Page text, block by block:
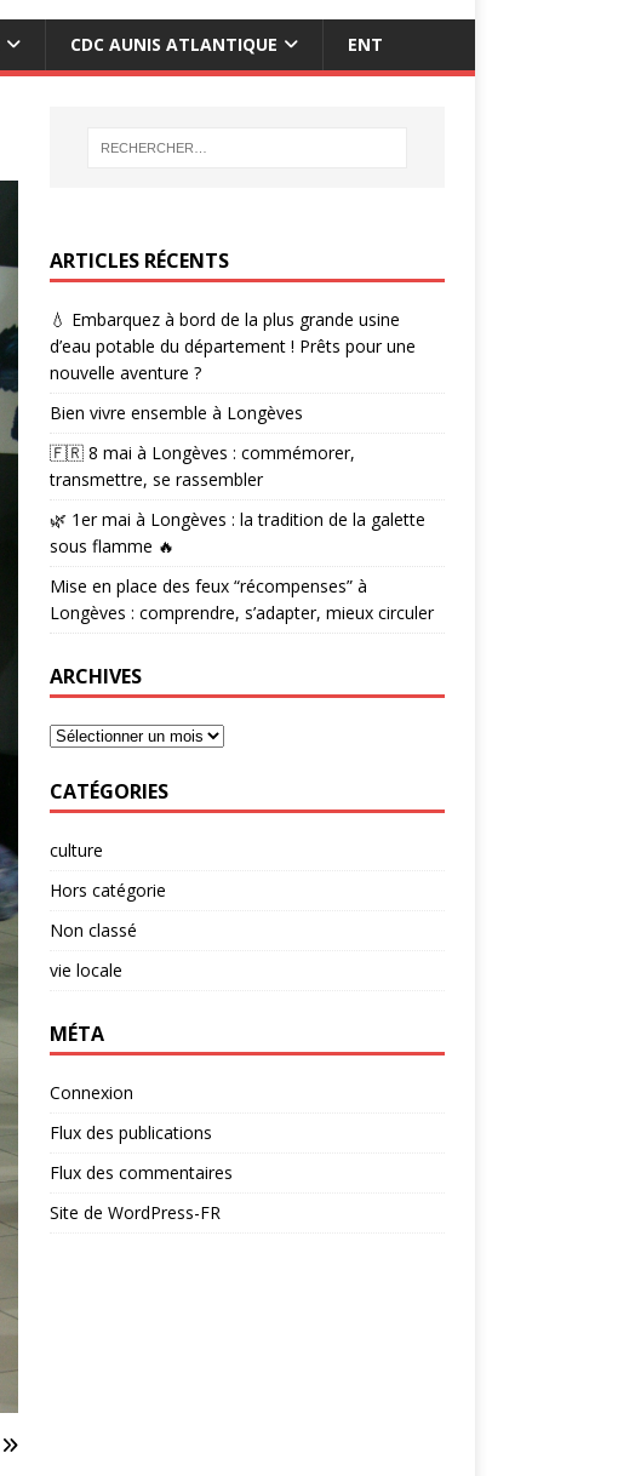
CDC AUNIS ATLANTIQUE ENT
ARTICLES RÉCENTS
💧 Embarquez à bord de la plus grande usine
d’eau potable du département ! Prêts pour une
nouvelle aventure ?
Bien vivre ensemble à Longèves
🇫🇷 8 mai à Longèves : commémorer,
transmettre, se rassembler
🌿 1er mai à Longèves : la tradition de la galette
sous flamme 🔥
Mise en place des feux “récompenses” à
Longèves : comprendre, s’adapter, mieux circuler
ARCHIVES
CATÉGORIES
culture
Hors catégorie
Non classé
vie locale
MÉTA
Connexion
Flux des publications
Flux des commentaires
Site de WordPress-FR